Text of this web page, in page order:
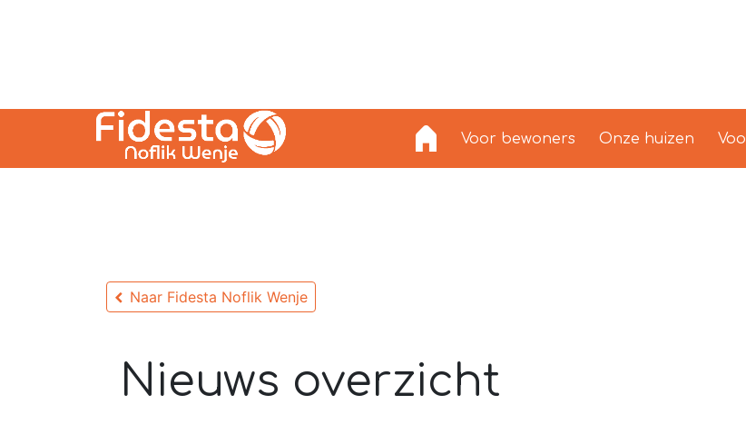
Voor bewoners Onze huizen
Naar Fidesta Noflik Wenje
Nieuws overzicht